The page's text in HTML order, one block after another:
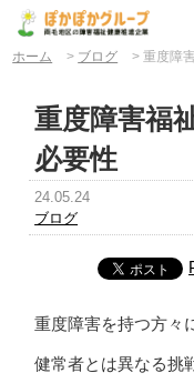
ホーム > ブログ >重度障
重度障害福
必要性
24.05.24
ブログ
重度障害を持つ方々
健常者とは異なる挑